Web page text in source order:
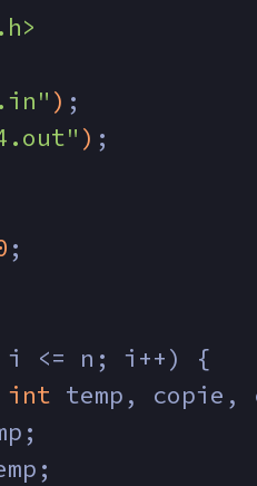
) ;
) ;
;
i <= n; i++) {
int temp,